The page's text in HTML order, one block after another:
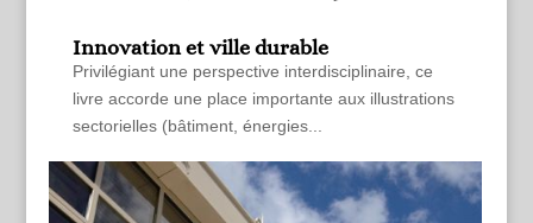
Innovation et ville durable
Privilégiant une perspective interdisciplinaire, ce
livre accorde une place importante aux illustrations
sectorielles (bâtiment, énergies...